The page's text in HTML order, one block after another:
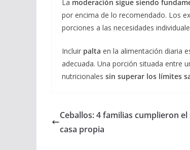
La moderación sigue siendo
por encima de lo recomendado. Los
porciones a las necesidades
Incluir palta en la alimentación diaria
adecuada. Una porción situada entre
nutricionales sin superar los límites
Ceballos: 4 familias cumplieron el
casa propia